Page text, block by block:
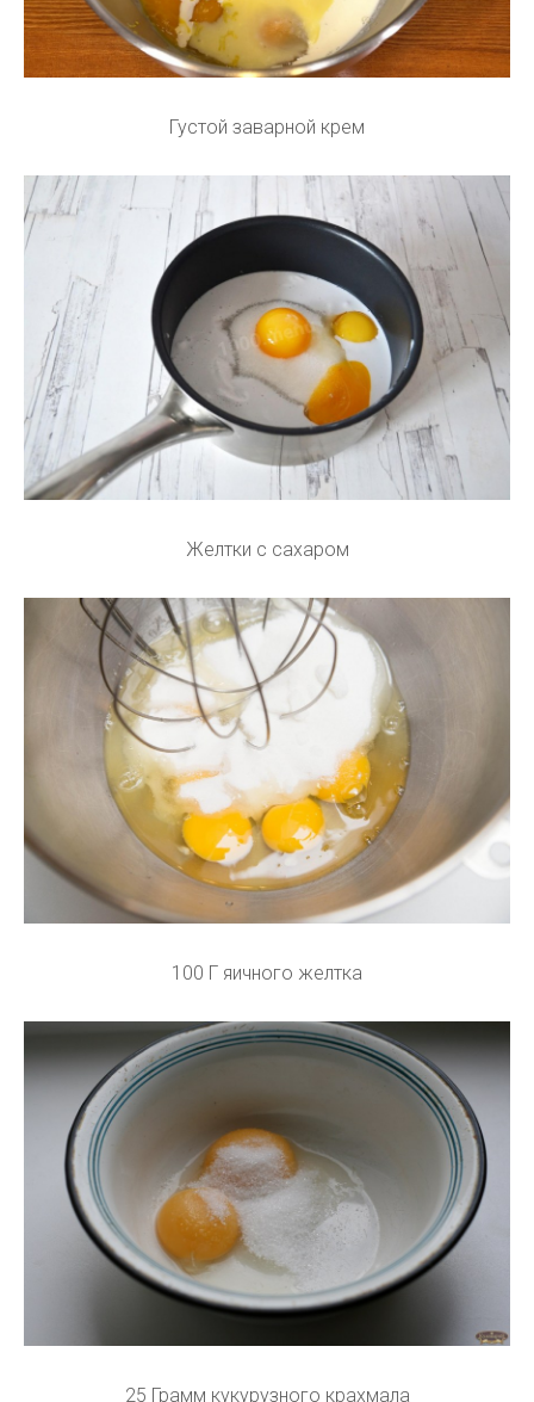
Густой заварной крем
Желтки с сахаром
100 Г яичного желтка
25 Грамм кукурузного крахмала